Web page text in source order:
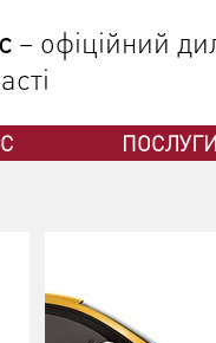
– офіційний